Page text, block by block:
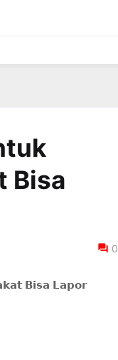
Bisa
0
𝗕𝗶𝘀𝗮 𝗟𝗮𝗽𝗼𝗿